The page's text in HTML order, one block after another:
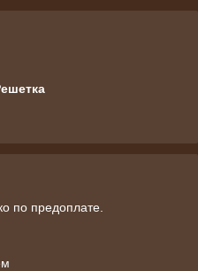
по предоплате.